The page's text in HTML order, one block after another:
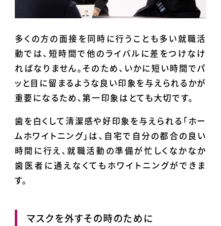
多くの方の面接を同時に行うことも多い就職活
動では、短時間で他のライバルに差をつけなけ
ればなりません。そのため、いかに短い時間でパ
ッと目に留まるような良い印象を与えられるかが
重要になるため、第一印象はとても大切です。
歯を白くして清潔感や好印象を与えられる「ホー
ムホワイトニング」は、自宅で自分の都合の良い
時間に行え、就職活動の準備が忙しくなかなか
歯医者に通えなくてもホワイトニングができま
す。
マスクを外すその時のために